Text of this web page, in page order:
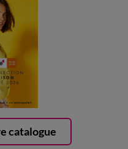
catalogue